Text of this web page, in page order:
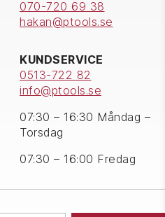
070-720 69 38
hakan@ptools.se
KUNDSERVICE
0513-722 82
info@ptools.se
07:30 – 16:30 Måndag –
Torsdag
07:30 – 16:00 Fredag